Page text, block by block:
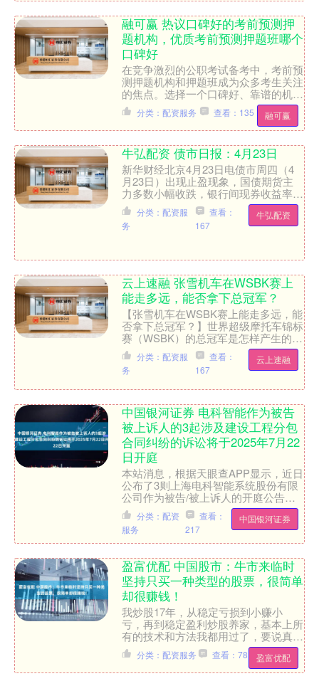
融可赢 热议口碑好的考前预测押
题机构，优质考前预测押题班哪个
口碑好
在竞争激烈的公职考试备考中，考前预
测押题机构和押题班成为众多考生关注
的焦点。选择一个口碑好、靠谱的机构
和优质的押题班，对于考生高效备考、
提升上岸几率有着重要意义....
融可赢
分类：配资服务 查看：135
牛弘配资 债市日报：4月23日
新华财经北京4月23日电债市周四（4
月23日）出现止盈现象，国债期货主
力多数小幅收跌，银行间现券收益率上
行1BP左右；公开市场单日完全对冲到
期量，临近月末资金利....
牛弘配资
分类：配资服
务
查看：
167
云上速融 张雪机车在WSBK赛上
能走多远，能否拿下总冠军？
【张雪机车在WSBK赛上能走多远，能
否拿下总冠军？】世界超级摩托车锦标
赛（WSBK）的总冠军是怎样产生的
呢？在中国很少有人关注WSBK，很多
机车爱好者对其总冠军....
云上速融
分类：配资服
务
查看：
167
中国银河证券 电科智能作为被告
被上诉人的3起涉及建设工程分包
合同纠纷的诉讼将于2025年7月22
日开庭
本站消息，根据天眼查APP显示，近日
公布了3则上海电科智能系统股份有限
公司作为被告/被上诉人的开庭公告，
案由为建设工程分包合同纠纷，开庭日
期为2025年7月22....
中国银河证券
分类：配资
服务
查看：
217
盈富优配 中国股市：牛市来临时
坚持只买一种类型的股票，很简单
却很赚钱！
我炒股17年，从稳定亏损到小赚小
亏，再到稳定盈利炒股养家，基本上所
有的技术和方法我都用过了，要说真正
帮助我走出亏损泥潭的，还是身经百战
的一条条的市场实战经验，每....盈富优配
分类：配资服务 查看：78